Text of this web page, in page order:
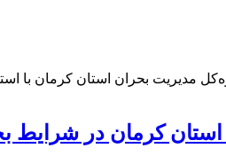
مدیریت بحران استان کرمان با